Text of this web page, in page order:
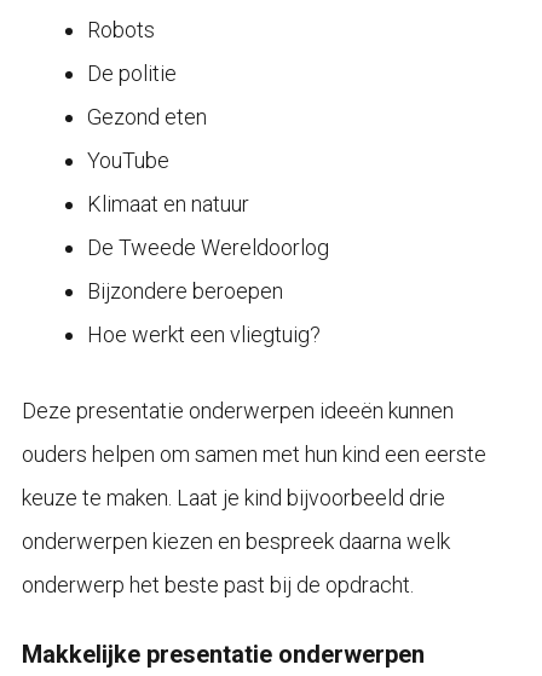
Robots
De politie
Gezond eten
YouTube
Klimaat en natuur
De Tweede Wereldoorlog
Bijzondere beroepen
Hoe werkt een vliegtuig?
Deze presentatie onderwerpen ideeën kunnen
ouders helpen om samen met hun kind een eerste
keuze te maken. Laat je kind bijvoorbeeld drie
onderwerpen kiezen en bespreek daarna welk
onderwerp het beste past bij de opdracht.
Makkelijke presentatie onderwerpen